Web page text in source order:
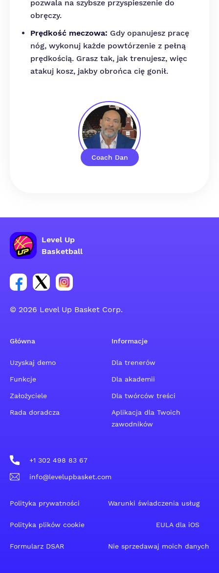
Coach Dan
pozwala na szybsze przyspieszenie do
obręczy.
Prędkość meczowa: Gdy opanujesz pracę
nóg, wykonuj każde powtórzenie z pełną
prędkością. Grasz tak, jak trenujesz, więc
atakuj kosz, jakby obrońca cię gonił.
Level Up
Basketball
Link do grupy społecznościowej na Facebooku
Link do konta na Twitterze grupy
Link do konta na Instagramie grupy
© 2026 Level Up Basket Corp.
Główna
Uzyskaj demo
Funkcje
Założyciele
Rada doradcza
Informacje
Dla trenerów
Dla akademii
Dla twórców treści
Aplikacja dla Twoich
zawodników
+1 302 498 83 67
info@levelupbasket.com
Polityka prywatności Warunki świadczenia usług
Polityka plików cookie EULA dla iOS
Formularz DSAR Nie sprzedawaj moich danych